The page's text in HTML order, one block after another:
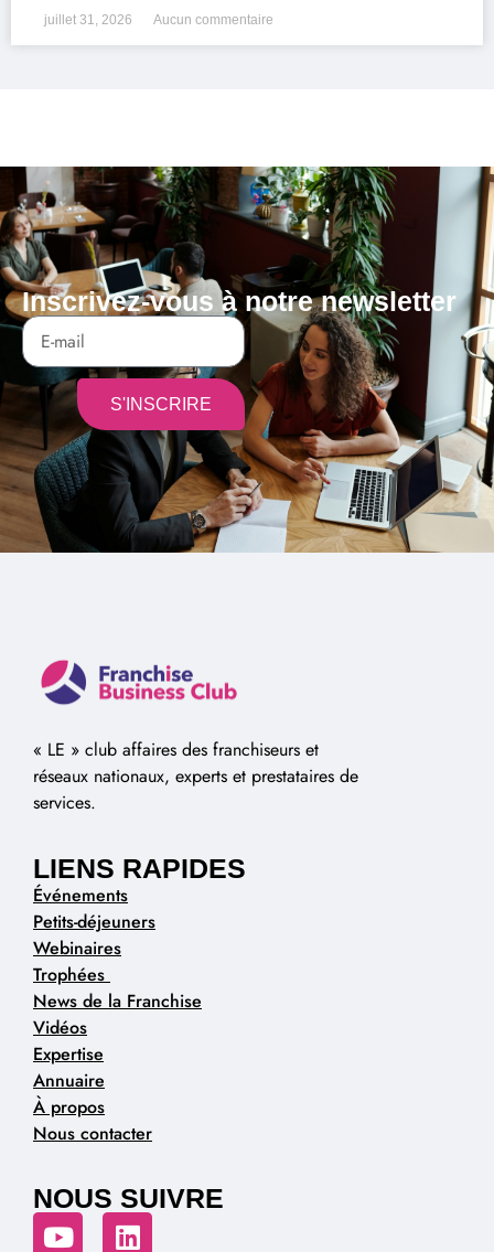
juillet 31, 2026 Aucun commentaire
Inscrivez-vous à notre newsletter
S'INSCRIRE
Alternative:
« LE » club affaires des franchiseurs et
réseaux nationaux, experts et prestataires de
services.
LIENS RAPIDES
Événements
Petits-déjeuners
Webinaires
Trophées
News de la Franchise
Vidéos
Expertise
Annuaire
À propos
Nous contacter
NOUS SUIVRE